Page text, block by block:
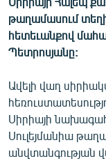
ՓՈԴՔԱՍԹ
Հայերեն
English
Русский
ՀԵՏԵՎԵՔ ՄԵԶ
թաղամասում
հետեւանքով
Պետրոսյանը:
Ավելի վաղ
Սիրիայի
Սուլեյմանիա
անվտանգության